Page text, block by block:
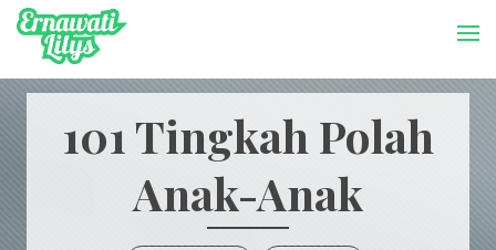
-->
101 Tingkah Polah
Anak-Anak